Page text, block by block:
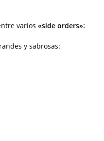
varios «side orders»:
y sabrosas: